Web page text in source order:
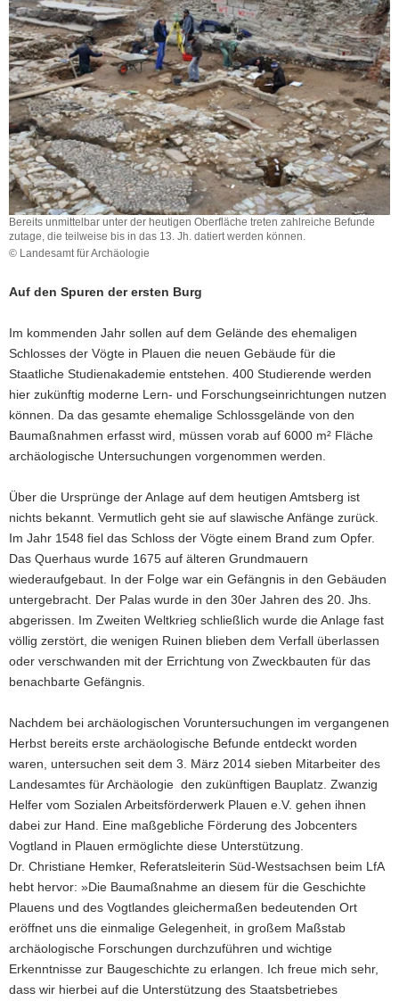
a
v
i
g
a
t
i
o
n
Bereits unmittelbar unter der heutigen Oberfläche treten zahlreiche Befunde
zutage, die teilweise bis in das 13. Jh. datiert werden können.
© Landesamt für Archäologie
Auf den Spuren der ersten Burg
Im kommenden Jahr sollen auf dem Gelände des ehemaligen
Schlosses der Vögte in Plauen die neuen Gebäude für die
Staatliche Studienakademie entstehen. 400 Studierende werden
hier zukünftig moderne Lern- und Forschungseinrichtungen nutzen
können. Da das gesamte ehemalige Schlossgelände von den
Baumaßnahmen erfasst wird, müssen vorab auf 6000 m² Fläche
archäologische Untersuchungen vorgenommen werden.
Über die Ursprünge der Anlage auf dem heutigen Amtsberg ist
nichts bekannt. Vermutlich geht sie auf slawische Anfänge zurück.
Im Jahr 1548 fiel das Schloss der Vögte einem Brand zum Opfer.
Das Querhaus wurde 1675 auf älteren Grundmauern
wiederaufgebaut. In der Folge war ein Gefängnis in den Gebäuden
untergebracht. Der Palas wurde in den 30er Jahren des 20. Jhs.
abgerissen. Im Zweiten Weltkrieg schließlich wurde die Anlage fast
völlig zerstört, die wenigen Ruinen blieben dem Verfall überlassen
oder verschwanden mit der Errichtung von Zweckbauten für das
benachbarte Gefängnis.
Nachdem bei archäologischen Voruntersuchungen im vergangenen
Herbst bereits erste archäologische Befunde entdeckt worden
waren, untersuchen seit dem 3. März 2014 sieben Mitarbeiter des
Landesamtes für Archäologie den zukünftigen Bauplatz. Zwanzig
Helfer vom Sozialen Arbeitsförderwerk Plauen e.V. gehen ihnen
dabei zur Hand. Eine maßgebliche Förderung des Jobcenters
Vogtland in Plauen ermöglichte diese Unterstützung.
Dr. Christiane Hemker, Referatsleiterin Süd-Westsachsen beim LfA
hebt hervor: »Die Baumaßnahme an diesem für die Geschichte
Plauens und des Vogtlandes gleichermaßen bedeutenden Ort
eröffnet uns die einmalige Gelegenheit, in großem Maßstab
archäologische Forschungen durchzuführen und wichtige
Erkenntnisse zur Baugeschichte zu erlangen. Ich freue mich sehr,
dass wir hierbei auf die Unterstützung des Staatsbetriebes